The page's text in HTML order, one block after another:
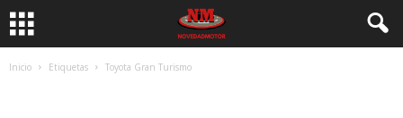
Inicio Etiquetas Toyota Gran Turismo